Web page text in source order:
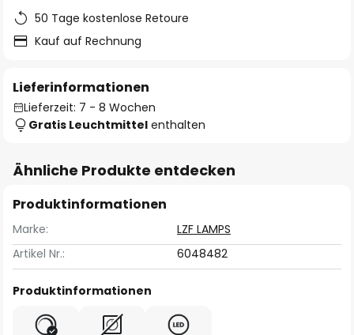
50 Tage kostenlose Retoure
Kauf auf Rechnung
Lieferinformationen
Lieferzeit: 7 - 8 Wochen
Gratis Leuchtmittel enthalten
Ähnliche Produkte entdecken
Produktinformationen
Marke:
LZF LAMPS
Artikel Nr.:
6048482
Produktinformationen